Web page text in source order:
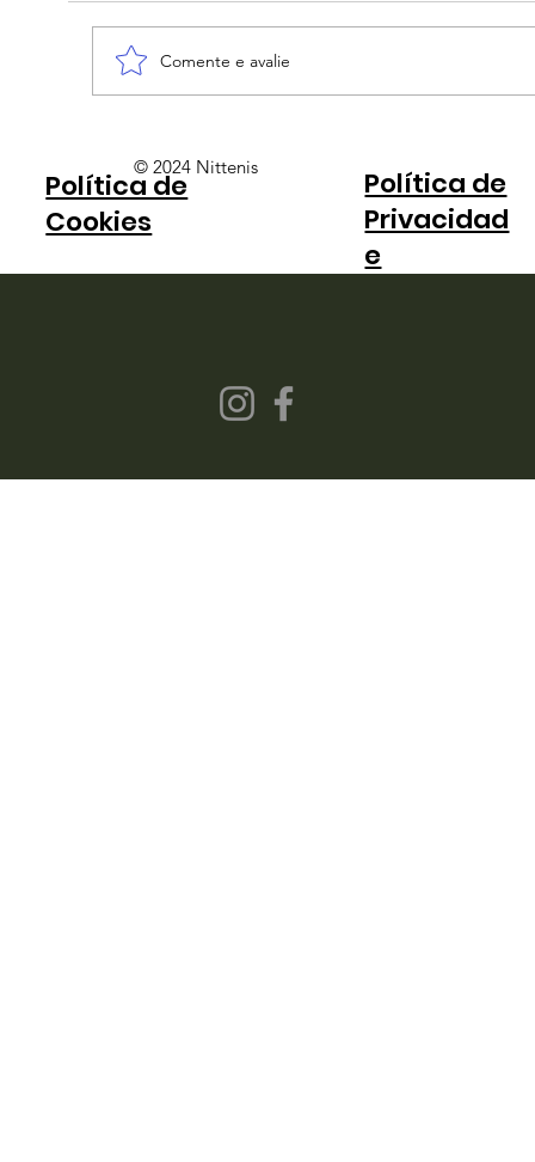
Catarinense de apenas 13 anos
brilha em J60 argentino e desponta
no tênis juvenil brasileiro
Comente e avalie
© 2024 Nittenis
Política de
Privacidad
e
Política de
Cookies